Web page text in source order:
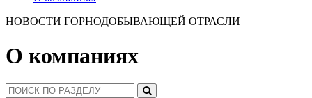
НОВОСТИ ГОРНОДОБЫВАЮЩЕЙ ОТРАСЛИ
О компаниях